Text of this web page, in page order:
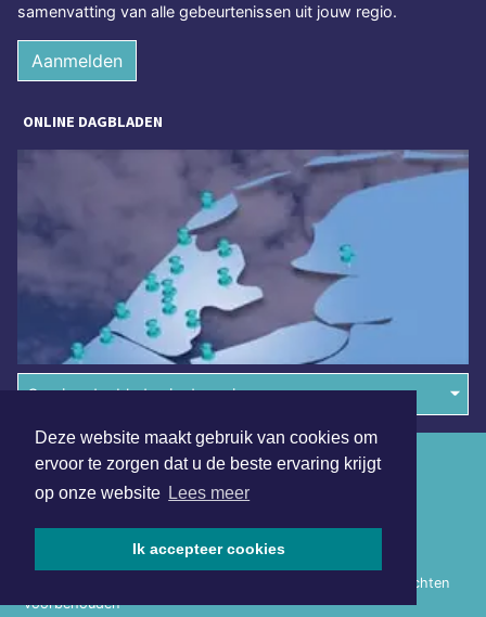
Deze website maakt gebruik van cookies om
ervoor te zorgen dat u de beste ervaring krijgt
op onze website Lees meer
Ik accepteer cookies
samenvatting van alle gebeurtenissen uit jouw regio.
Aanmelden
ONLINE DAGBLADEN
Overige dagbladen in de regio
Copyright (c) 2026 | Noordoostpoldersdagblad.nl - Alle rechten
voorbehouden
Algemene voorwaarden
Disclaimer